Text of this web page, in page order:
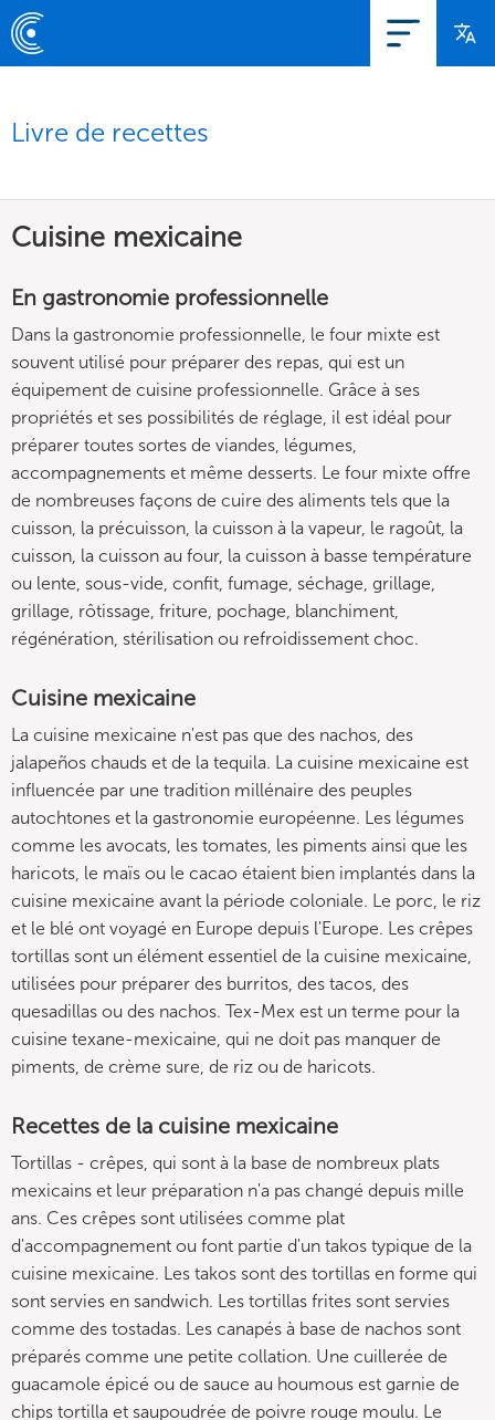
Livre de recettes
Cuisine mexicaine
En gastronomie professionnelle
Dans la gastronomie professionnelle, le four mixte est
souvent utilisé pour préparer des repas, qui est un
équipement de cuisine professionnelle. Grâce à ses
propriétés et ses possibilités de réglage, il est idéal pour
préparer toutes sortes de viandes, légumes,
accompagnements et même desserts. Le four mixte offre
de nombreuses façons de cuire des aliments tels que la
cuisson, la précuisson, la cuisson à la vapeur, le ragoût, la
cuisson, la cuisson au four, la cuisson à basse température
ou lente, sous-vide, confit, fumage, séchage, grillage,
grillage, rôtissage, friture, pochage, blanchiment,
régénération, stérilisation ou refroidissement choc.
Cuisine mexicaine
La cuisine mexicaine n'est pas que des nachos, des
jalapeños chauds et de la tequila. La cuisine mexicaine est
influencée par une tradition millénaire des peuples
autochtones et la gastronomie européenne. Les légumes
comme les avocats, les tomates, les piments ainsi que les
haricots, le maïs ou le cacao étaient bien implantés dans la
cuisine mexicaine avant la période coloniale. Le porc, le riz
et le blé ont voyagé en Europe depuis l'Europe. Les crêpes
tortillas sont un élément essentiel de la cuisine mexicaine,
utilisées pour préparer des burritos, des tacos, des
quesadillas ou des nachos. Tex-Mex est un terme pour la
cuisine texane-mexicaine, qui ne doit pas manquer de
piments, de crème sure, de riz ou de haricots.
Recettes de la cuisine mexicaine
Tortillas - crêpes, qui sont à la base de nombreux plats
mexicains et leur préparation n'a pas changé depuis mille
ans. Ces crêpes sont utilisées comme plat
d'accompagnement ou font partie d'un takos typique de la
cuisine mexicaine. Les takos sont des tortillas en forme qui
sont servies en sandwich. Les tortillas frites sont servies
comme des tostadas. Les canapés à base de nachos sont
préparés comme une petite collation. Une cuillerée de
guacamole épicé ou de sauce au houmous est garnie de
chips tortilla et saupoudrée de poivre rouge moulu. Le